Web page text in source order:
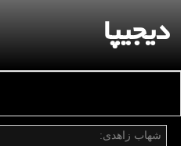
دیجیپا
شهاب زاهدی: